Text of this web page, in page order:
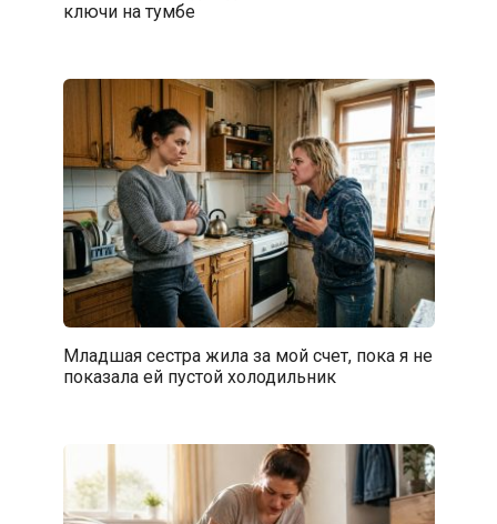
ключи на тумбе
Младшая сестра жила за мой счет, пока я не
показала ей пустой холодильник